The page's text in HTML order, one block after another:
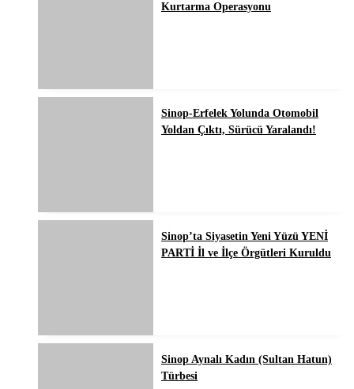
Kurtarma Operasyonu
Sinop-Erfelek Yolunda Otomobil
Yoldan Çıktı, Sürücü Yaralandı!
Sinop’ta Siyasetin Yeni Yüzü YENİ
PARTİ İl ve İlçe Örgütleri Kuruldu
Sinop Aynalı Kadın (Sultan Hatun)
Türbesi